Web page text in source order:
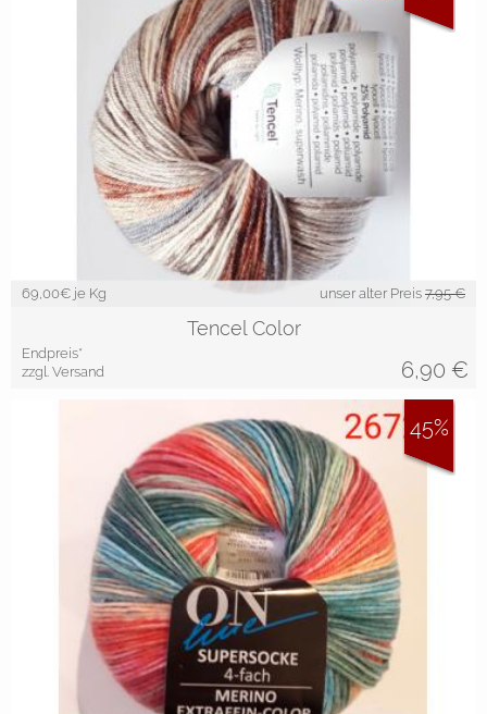
69,00€ je Kg unser alter Preis 7,95 €
Tencel Color
Endpreis*
zzgl. Versand
6,90 €
45%